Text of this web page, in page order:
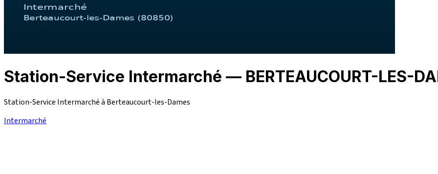
Station-Service Intermarché — BERTEAUCOURT-LES-
Station-Service Intermarché à Berteaucourt-les-Dames
Intermarché